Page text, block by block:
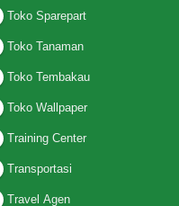
Toko Sparepart
Toko Tanaman
Toko Tembakau
Toko Wallpaper
Training Center
Transportasi
Travel Agen